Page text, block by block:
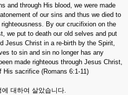
and through His blood, we were made
of our sins and thus we died to
By our crucifixion on the
we put to death our old selves and put
Jesus Christ in a re-birth by the Spirit,
to sin and sin no longer has any
made righteous through Jesus Christ,
sacrifice (Romans 6:1-11)
대하여 살았습니다.